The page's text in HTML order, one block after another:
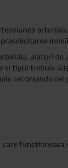
alaturi de
tipul trebuie
recomanda
functioneaza